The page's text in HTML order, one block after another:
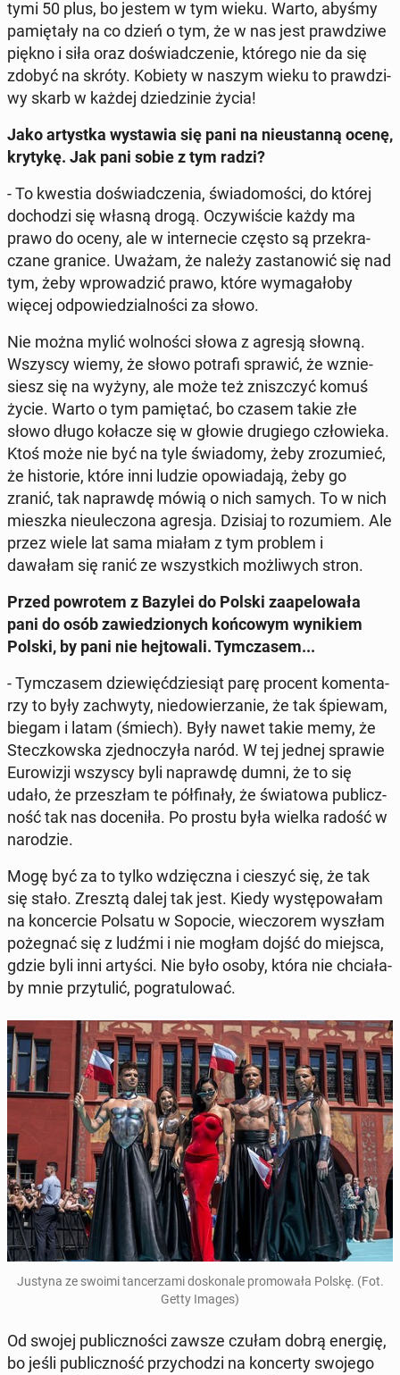
tymi 50 plus, bo jestem w tym wieku. Warto, abyśmy
pa­mię­ta­ły na co dzień o tym, że w nas jest praw­dzi­we
piękno i siła oraz do­świad­cze­nie, którego nie da się
zdobyć na skróty. Kobiety w naszym wieku to praw­dzi­
wy skarb w każdej dzie­dzi­nie życia!
Jako ar­tyst­ka wy­sta­wia się pani na nie­ustan­ną ocenę,
krytykę. Jak pani sobie z tym radzi?
- To kwestia do­świad­cze­nia, świa­do­mo­ści, do której
do­cho­dzi się własną drogą. Oczy­wi­ście każdy ma
prawo do oceny, ale w in­ter­ne­cie często są prze­kra­
cza­ne granice. Uważam, że należy za­sta­no­wić się nad
tym, żeby wpro­wa­dzić prawo, które wy­ma­ga­ło­by
więcej od­po­wie­dzial­no­ści za słowo.
Nie można mylić wol­no­ści słowa z agresją słowną.
Wszyscy wiemy, że słowo potrafi sprawić, że wznie­
siesz się na wyżyny, ale może też znisz­czyć komuś
życie. Warto o tym pa­mię­tać, bo czasem takie złe
słowo długo kołacze się w głowie dru­gie­go czło­wie­ka.
Ktoś może nie być na tyle świa­do­my, żeby zro­zu­mieć,
że hi­sto­rie, które inni ludzie opo­wia­da­ją, żeby go
zranić, tak na­praw­dę mówią o nich samych. To w nich
mieszka nie­ule­czo­na agresja. Dzisiaj to ro­zu­miem. Ale
przez wiele lat sama miałam z tym problem i
dawałam się ranić ze wszyst­kich moż­li­wych stron.
Przed po­wro­tem z Bazylei do Polski za­ape­lo­wa­ła
pani do osób za­wie­dzio­nych koń­co­wym wy­ni­kiem
Polski, by pani nie hej­to­wa­li. Tym­cza­sem...
- Tym­cza­sem dzie­więć­dzie­siąt parę procent ko­men­ta­
rzy to były za­chwy­ty, nie­do­wie­rza­nie, że tak śpiewam,
biegam i latam (śmiech). Były nawet takie memy, że
Stecz­kow­ska zjed­no­czy­ła naród. W tej jednej sprawie
Eu­ro­wi­zji wszyscy byli na­praw­dę dumni, że to się
udało, że prze­szłam te pół­fi­na­ły, że świa­to­wa pu­blicz­
ność tak nas do­ce­ni­ła. Po prostu była wielka radość w
na­ro­dzie.
Mogę być za to tylko wdzięcz­na i cieszyć się, że tak
się stało. Zresztą dalej tak jest. Kiedy wy­stę­po­wa­łam
na kon­cer­cie Polsatu w Sopocie, wie­czo­rem wyszłam
po­że­gnać się z ludźmi i nie mogłam dojść do miejsca,
gdzie byli inni artyści. Nie było osoby, która nie chcia­ła­
by mnie przy­tu­lić, po­gra­tu­lo­wać.
Justyna ze swoimi tan­ce­rza­mi do­sko­na­le pro­mo­wa­ła Polskę. (Fot.
Getty Images)
Od swojej pu­blicz­no­ści zawsze czułam dobrą energię,
bo jeśli pu­blicz­ność przy­cho­dzi na kon­cer­ty swojego